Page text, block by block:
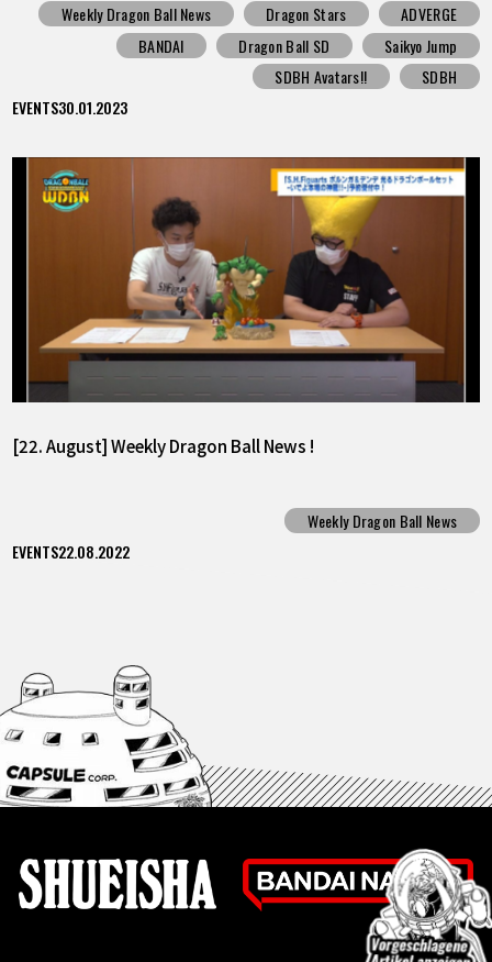
Weekly Dragon Ball News Dragon Stars
ADVERGE
BANDAI
Dragon Ball SD
Saikyo Jump
SDBH Avatars!!
SDBH
EVENTS30.01.2023
[22. August] Weekly Dragon Ball News !
Weekly Dragon Ball News
EVENTS22.08.2022